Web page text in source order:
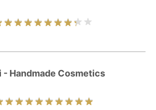
- Handmade Cosmetics